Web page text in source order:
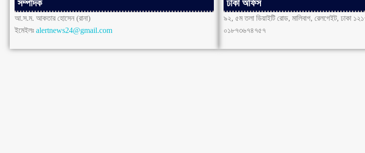
সম্পাদক
আ.স.ম. আকতার হোসেন (রানা)
ইমেইলঃ alertnews24@gmail.com
ঢাকা অফিস
৯২, ৫ম তলা ডিয়াইটি রোড, মালিবাগ, রেলগেইট, ঢাকা
০১৮৭৩৬৭৪৭৫৭